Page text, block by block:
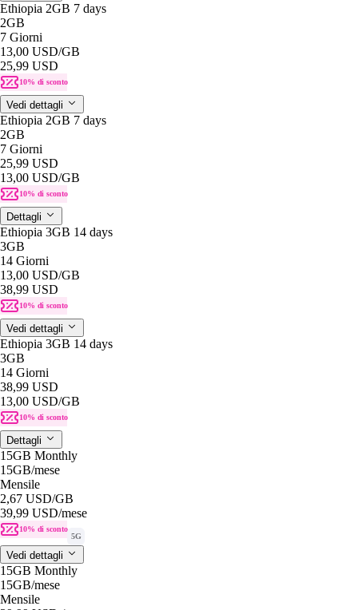
Ethiopia 2GB 7 days
2GB
7 Giorni
13,00 USD/GB
25,99 USD
10% di sconto
Vedi dettagli
Ethiopia 2GB 7 days
2GB
7 Giorni
25,99 USD
13,00 USD/GB
10% di sconto
Dettagli
Ethiopia 3GB 14 days
3GB
14 Giorni
13,00 USD/GB
38,99 USD
10% di sconto
Vedi dettagli
Ethiopia 3GB 14 days
3GB
14 Giorni
38,99 USD
13,00 USD/GB
10% di sconto
Dettagli
15GB Monthly
15GB/mese
Mensile
2,67 USD/GB
39,99 USD/mese
10% di sconto
5G
Vedi dettagli
15GB Monthly
15GB/mese
Mensile